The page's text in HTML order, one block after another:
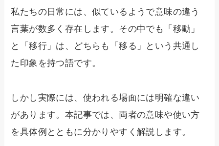
私たちの日常には、似ているようで意味の違う
言葉が数多く存在します。その中でも「移動」
と「移行」は、どちらも「移る」という共通し
た印象を持つ語です。
しかし実際には、使われる場面には明確な違い
があります。本記事では、両者の意味や使い方
を具体例とともに分かりやすく解説します。